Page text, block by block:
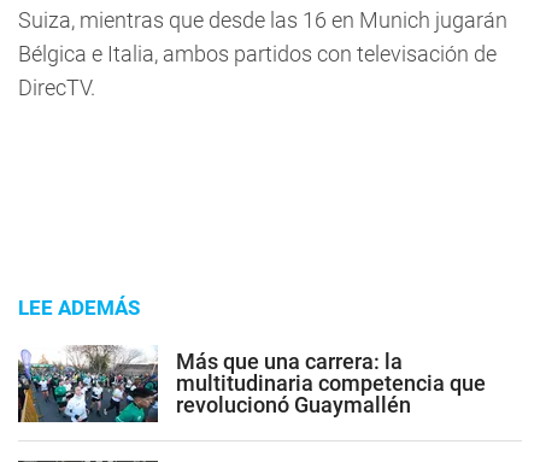
Suiza, mientras que desde las 16 en Munich jugarán
Bélgica e Italia, ambos partidos con televisación de
DirecTV.
LEE ADEMÁS
Más que una carrera: la
multitudinaria competencia que
revolucionó Guaymallén